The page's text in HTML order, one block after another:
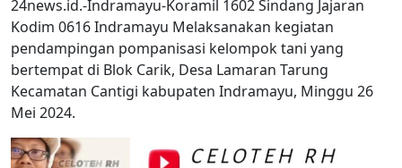
24news.id.-Indramayu-Koramil 1602 Sindang Jajaran
Kodim 0616 Indramayu Melaksanakan kegiatan
pendampingan pompanisasi kelompok tani yang
bertempat di Blok Carik, Desa Lamaran Tarung
Kecamatan Cantigi kabupaten Indramayu, Minggu 26
Mei 2024.